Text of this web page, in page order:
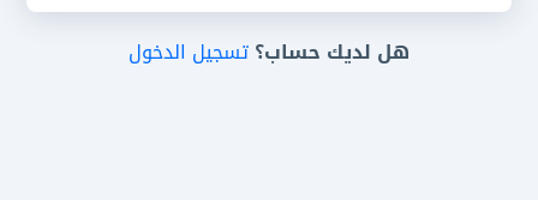
هل لديك حساب؟ تسجيل الدخول